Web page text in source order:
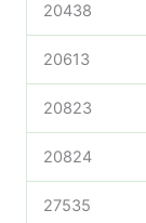
20438
20613
20823
20824
27535